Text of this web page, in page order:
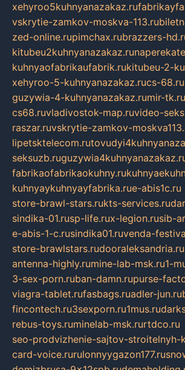
xehyroo5kuhnyanazakaz.ru
vskrytie-zamkov-moskva-113.ru
zed-online.rupimchax.rubrazzers-
kitubeu2kuhnyanazakaz.ru
kuhnyaofabrikaufabrik.rukitubeu-2-
xehyroo-5-kuhnyanazakaz.rucs-68.ru
guzywia-4-kuhnyanazakaz.rumir-tk.ru
cs68.ruvladivostok-map.ruvideo-
raszar.ruvskrytie-zamkov-
lipetsktelecom.ru
seksuzb.ru
fabrikaofabrikaokuhny.ru
kuhnyaykuhnyayfabrika.rue-abis1c.ru
store-brawl-stars.rukts-services.ru
sindika-01.rusp-life.rux-legion.rusib-
e-abis-1-c.rusindika01.ruvenda-
store-brawlstars.rudooraleksandria.ru
antenna-highly.rumine-lab-msk.ru1-
3-sex-porn.ruban-damn.rupurse-
viagra-tablet.rufasbags.ruadler-jun.ru
fincontech.ru3sexporn.ru1mus.ru
rebus-toys.ruminelab-msk.rurtdco.ru
seo-prodvizhenie-sajtov-stroitelnyh-
card-voice.rurulonnyygazon177.ru